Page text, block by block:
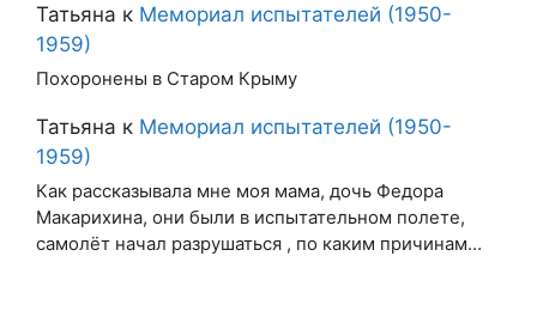
Татьяна к Мемориал испытателей (1950-
1959)
Похоронены в Старом Крыму
Татьяна к Мемориал испытателей (1950-
1959)
Как рассказывала мне моя мама, дочь Федора
Макарихина, они были в испытательном полете,
самолёт начал разрушаться , по каким причинам…